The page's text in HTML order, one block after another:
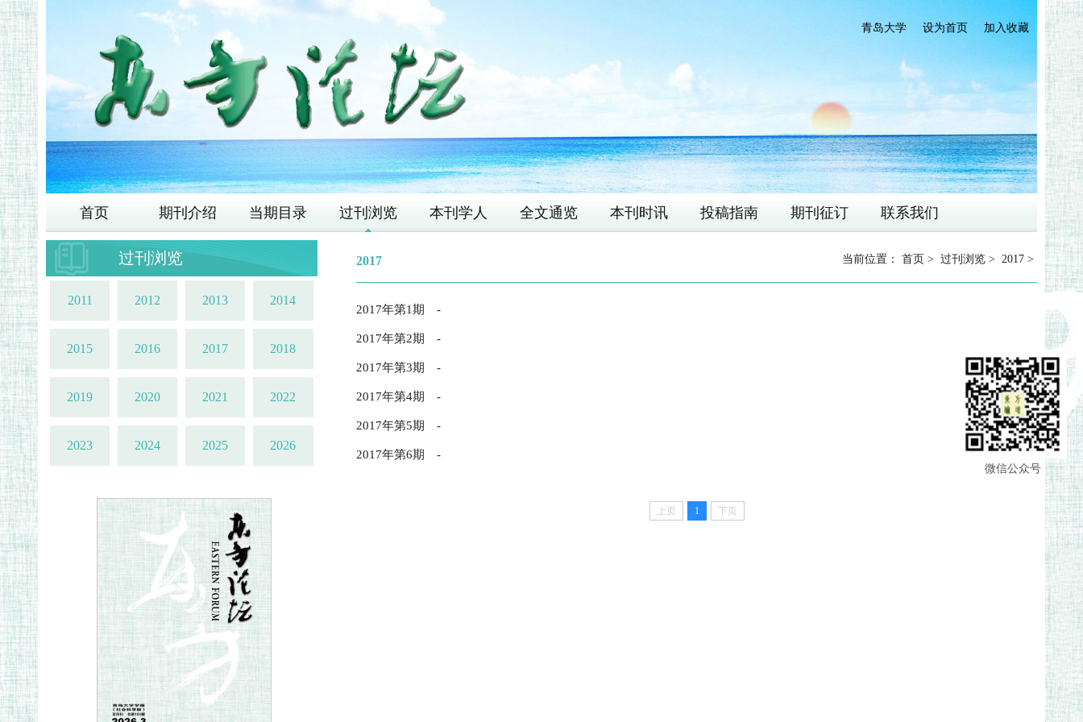
加入收藏
设为首页
青岛大学
首页 期刊介绍 当期目录 过刊浏览 本刊学人 全文通览 本刊时讯 投稿指南 期刊征订 联系我们
微信公众号
过刊浏览
2011 2012 2013 2014
2015 2016 2017 2018
2019 2020 2021 2022
2023 2024 2025 2026
2017 当前位置： 首页 > 过刊浏览 > 2017 >
2017年第1期 -
2017年第2期 -
2017年第3期 -
2017年第4期 -
2017年第5期 -
2017年第6期 -
上页 1 下页